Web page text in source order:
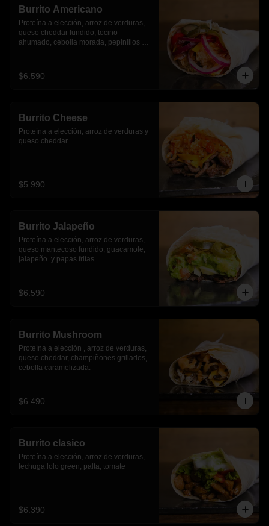
Burrito Americano
Proteína a elección, arroz de verduras,
queso cheddar fundido, tocino
ahumado, cebolla morada, pepinillos y
$6.590
Burrito Cheese
Proteína a elección, arroz de verduras y
queso cheddar.
$5.990
Burrito Jalapeño
Proteína a elección, arroz de verduras,
queso mantecoso fundido, guacamole,
jalapeño  y papas fritas
$6.590
Burrito Mushroom
Proteína a elección , arroz de verduras,
queso cheddar, champiñones grillados,
cebolla caramelizada.
$6.490
Burrito clasico
Proteína a elección, arroz de verduras,
lechuga lolo green, palta, tomate
$6.390